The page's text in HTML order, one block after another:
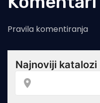
Pravila komentiranja